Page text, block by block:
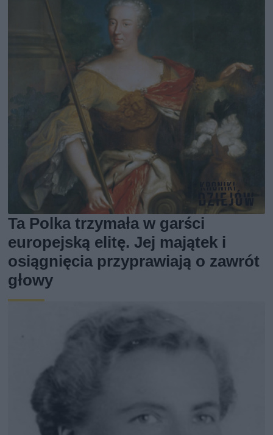
Ta Polka trzymała w garści
europejską elitę. Jej majątek i
osiągnięcia przyprawiają o zawrót
głowy